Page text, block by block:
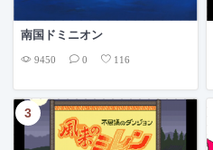
南国ドミニオン
9450 0 116